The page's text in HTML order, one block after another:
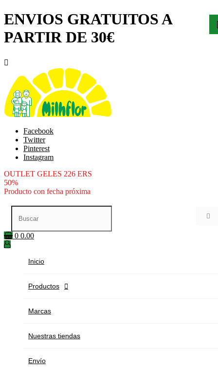
ENVIOS GRATUITOS A
PARTIR DE 30€

Facebook
Twitter
Pinterest
Instagram
OUTLET GELES 226 ERS
50%
Producto con fecha próxima

0 0.00
Inicio
Productos 
Marcas
Nuestras tiendas
Envío